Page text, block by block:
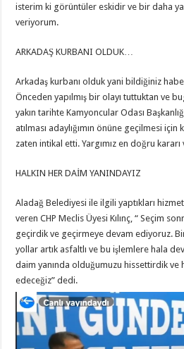
isterim ki görüntüler eskidir ve bir daha
veriyorum.
ARKADAŞ KURBANI OLDUK…
Arkadaş kurbanı olduk yani bildiğiniz
Önceden yapılmış bir olayı tuttuktan ve
yakın tarihte Kamyoncular Odası
atılması adaylığımın önüne geçilmesi
zaten intikal etti. Yargımız en doğru kararı
HALKIN HER DAİM YANINDAYIZ
Aladağ Belediyesi ile ilgili yaptıkları
veren CHP Meclis Üyesi Kılınç, “ Seçim
geçirdik ve geçirmeye devam ediyoruz.
yollar artık asfaltlı ve bu işlemlere hala
daim yanında olduğumuzu hissettirdik ve
edeceğiz” dedi.